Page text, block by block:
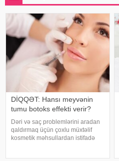
DİQQƏT: Hansı meyvənin
tumu botoks effekti verir?
Dəri və saç problemlərini aradan
qaldırmaq üçün çoxlu müxtəlif
kosmetik məhsullardan istifadə